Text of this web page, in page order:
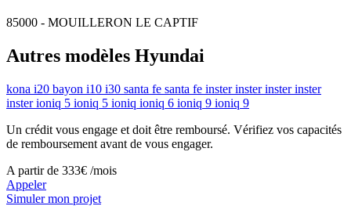
85000 - MOUILLERON LE CAPTIF
Autres modèles Hyundai
kona i20 bayon i10 i30 santa fe santa fe inster inster inster inster
inster ioniq 5 ioniq 5 ioniq ioniq 6 ioniq 9 ioniq 9
Un crédit vous engage et doit être remboursé. Vérifiez vos capacités
de remboursement avant de vous engager.
A partir de 333€ /mois
Appeler
Simuler mon projet